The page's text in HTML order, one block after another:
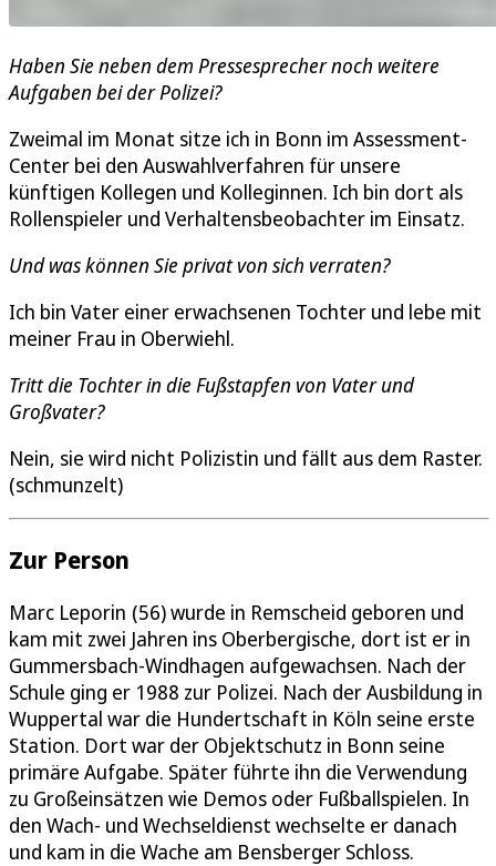
Haben Sie neben dem Pressesprecher noch weitere
Aufgaben bei der Polizei?
Zweimal im Monat sitze ich in Bonn im Assessment-
Center bei den Auswahlverfahren für unsere
künftigen Kollegen und Kolleginnen. Ich bin dort als
Rollenspieler und Verhaltensbeobachter im Einsatz.
Und was können Sie privat von sich verraten?
Ich bin Vater einer erwachsenen Tochter und lebe mit
meiner Frau in Oberwiehl.
Tritt die Tochter in die Fußstapfen von Vater und
Großvater?
Nein, sie wird nicht Polizistin und fällt aus dem Raster.
(schmunzelt)
Zur Person
Marc Leporin (56) wurde in Remscheid geboren und
kam mit zwei Jahren ins Oberbergische, dort ist er in
Gummersbach-Windhagen aufgewachsen. Nach der
Schule ging er 1988 zur Polizei. Nach der Ausbildung in
Wuppertal war die Hundertschaft in Köln seine erste
Station. Dort war der Objektschutz in Bonn seine
primäre Aufgabe. Später führte ihn die Verwendung
zu Großeinsätzen wie Demos oder Fußballspielen. In
den Wach- und Wechseldienst wechselte er danach
und kam in die Wache am Bensberger Schloss.